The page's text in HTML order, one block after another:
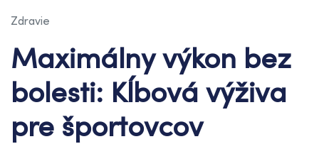
Zdravie
Maximálny výkon bez
bolesti: Kĺbová výživa
pre športovcov